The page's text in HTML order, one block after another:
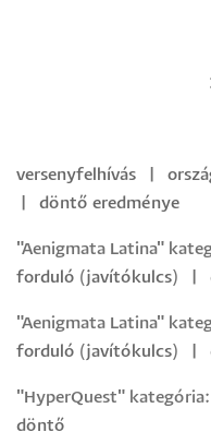
versenyfelhívás
döntő eredménye
"Aenigmata Latina"
forduló ( javítókulcs)
"Aenigmata Latina"
forduló ( javítókulcs)
"HyperQuest" kategória:
döntő